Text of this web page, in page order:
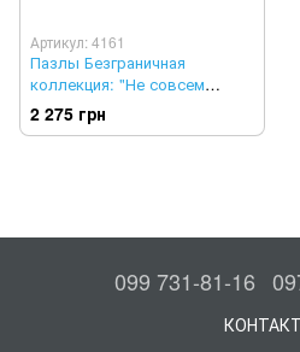
Артикул: 4161
Пазлы Безграничная
коллекция: "Не совсем
классическая коллекция"
9000 элементов, Trefl
2 275 грн
099 731-81-16